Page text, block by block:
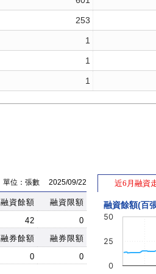
單位：張數 2025/09/22
融資餘額
融資限額
42
0
融券餘額
融券限額
0 0
近6月融資
融資餘額(百
0
25
50